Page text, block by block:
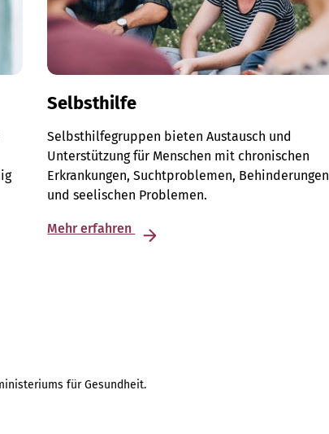
Selbsthilfe
Selbsthilfegruppen bieten Austausch und
Unterstützung für Menschen mit chronischen
Erkrankungen, Suchtproblemen, Behinderungen
und seelischen Problemen.
Mehr erfahren
für Gesundheit.